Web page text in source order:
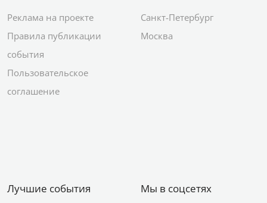
Реклама на проекте
Правила публикации
события
Пользовательское
соглашение
Санкт-Петербург
Москва
Лучшие события Мы в соцсетях